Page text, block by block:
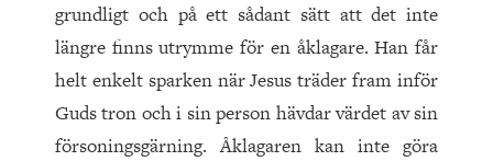
grundligt och på ett sådant sätt att det inte
längre finns utrymme för en åklagare. Han får
helt enkelt sparken när Jesus träder fram inför
Guds tron och i sin person hävdar värdet av sin
försoningsgärning. Åklagaren kan inte göra